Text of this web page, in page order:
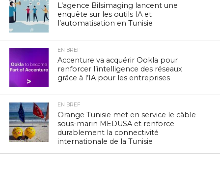
L’agence Bilsimaging lancent une
enquête sur les outils IA et
l’automatisation en Tunisie
EN BREF
Accenture va acquérir Ookla pour
renforcer l’intelligence des réseaux
grâce à l’IA pour les entreprises
EN BREF
Orange Tunisie met en service le câble
sous-marin MEDUSA et renforce
durablement la connectivité
internationale de la Tunisie